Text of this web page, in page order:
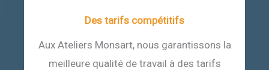
Des tarifs compétitifs
Aux Ateliers Monsart, nous garantissons la
meilleure qualité de travail à des tarifs